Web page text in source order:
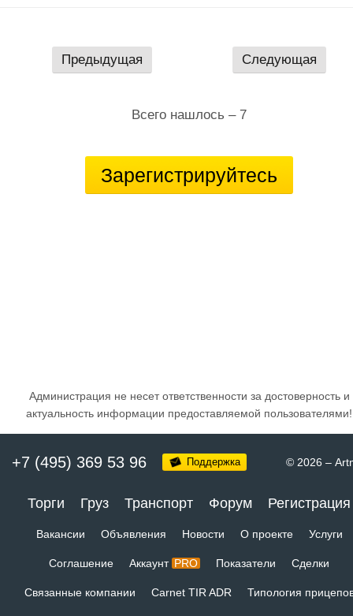
Предыдущая Следующая
Всего нашлось – 7
Зарегистрируйтесь
Администрация не несет ответственности за достоверность и
актуальность информации предоставляемой пользователями!
+7 (495) 369 53 96 Поддержка © 2026 –
Торги Груз Транспорт Форум Регистрация
Вакансии Объявления Новости О проекте Услуги
Соглашение Аккаунт PRO Показатели Сделки
Связанные компании Carnet TIR ADR Типология